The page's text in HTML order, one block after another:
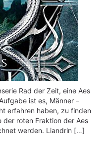
Rad der Zeit, eine Aes
ist es, Männer –
erfahren haben, zu finden
der roten Fraktion der Aes
werden. Liandrin […]